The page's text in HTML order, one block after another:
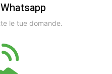
le tue domande.